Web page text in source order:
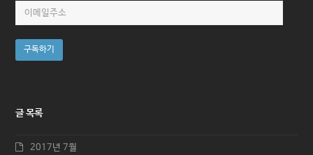
일
구독하기
글 목록
2017년 7월